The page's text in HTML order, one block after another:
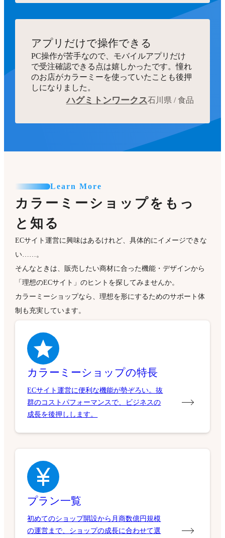
アプリだけで操作できる
PC操作が苦手なので、モバイルアプリだけ
で受注確認できる点は嬉しかったです。憧れ
のお店がカラーミーを使っていたことも後押
しになりました。
ハグミトンワークス石川県 / 食品
Learn More
カラーミーショップをもっ
と知る
ECサイト運営に興味はあるけれど、具体的にイメージできな
い……。
そんなときは、販売したい商材に合った機能・デザインから
「理想のECサイト」のヒントを探してみませんか。
カラーミーショップなら、理想を形にするためのサポート体
制も充実しています。
カラーミーショップの特長
ECサイト運営に便利な機能が勢ぞろい。抜
群のコストパフォーマンスで、ビジネスの
成長を後押しします。
プラン一覧
初めてのショップ開設から月商数億円規模
の運営まで、ショップの成長に合わせて選